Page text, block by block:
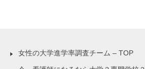
女性の大学進学率調査チーム – TOP